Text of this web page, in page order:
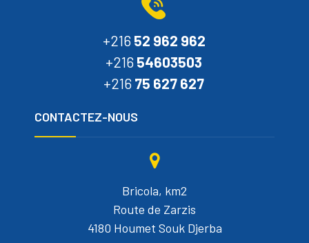
+216 52 962 962
+216 54603503
+216 75 627 627
CONTACTEZ-NOUS
Bricola, km2
Route de Zarzis
4180 Houmet Souk Djerba